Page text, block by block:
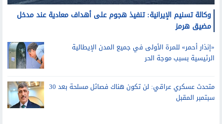
وكالة تسنيم الإيرانية: تنفيذ هجوم على أهداف معادية عند مدخل
مضيق هرمز
«إنذار أحمر» للمرة الأولى في جميع المدن الإيطالية
الرئيسية بسبب موجة الحر
متحدث عسكري عراقي: لن تكون هناك فصائل مسلحة بعد 30
سبتمبر المقبل